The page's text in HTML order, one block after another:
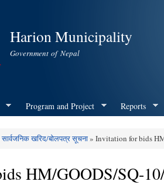
Harion Municipality
Government of Nepal
Program and Project Reports
सार्वजनिक खरिद/बोलपत्र सूचना» Invitation for bids
HM/GOODS/SQ-